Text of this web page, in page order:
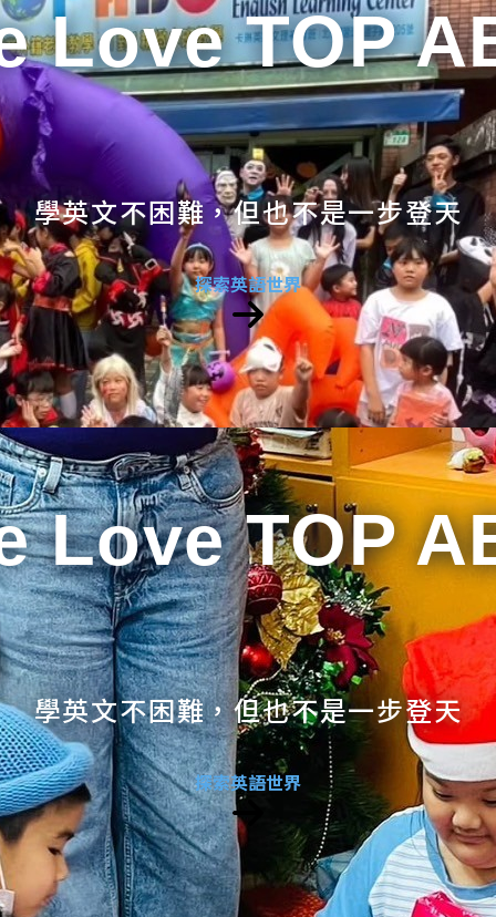
Love TOP
學英文不困難，但也不是一步登天
探索英語世界
Love TOP
學英文不困難，但也不是一步登天
探索英語世界